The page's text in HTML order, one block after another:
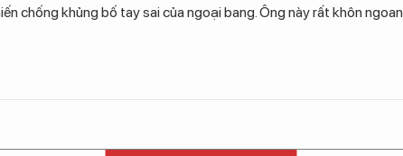
chống khủng bố tay sai của ngoại bang. Ông này rất khôn ngoan